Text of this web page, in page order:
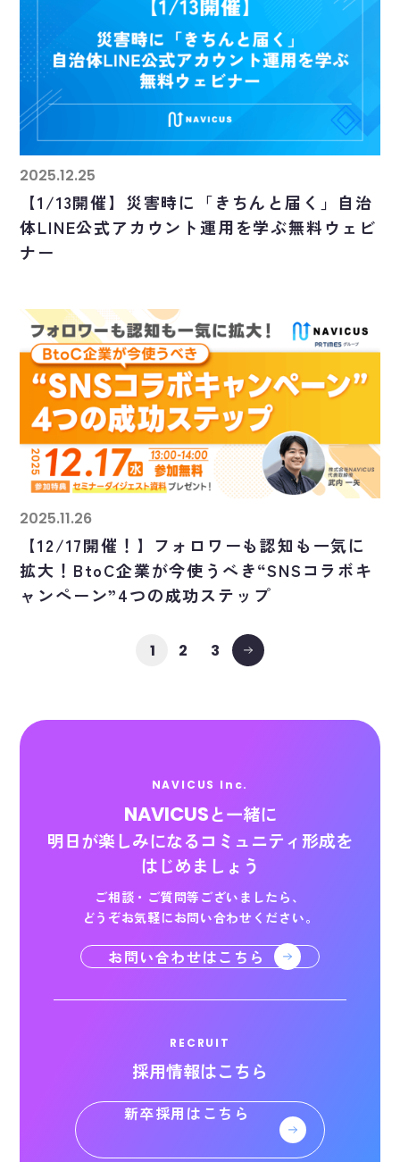
2025.12.25
【1/13開催】災害時に「きちんと届く」自治
体LINE公式アカウント運用を学ぶ無料ウェビ
ナー
2025.11.26
【12/17開催！】フォロワーも認知も一気に
拡大！BtoC企業が今使うべき“SNSコラボキ
ャンペーン”4つの成功ステップ
1 2 3
NAVICUS Inc.
NAVICUSと一緒に
明日が楽しみになるコミュニティ形成を
はじめましょう
ご相談・ご質問等ございましたら、
どうぞお気軽にお問い合わせください。
お問い合わせはこちら
RECRUIT
採用情報はこちら
新卒採用はこちら